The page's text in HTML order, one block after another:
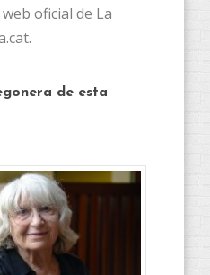
oficial de La
de esta